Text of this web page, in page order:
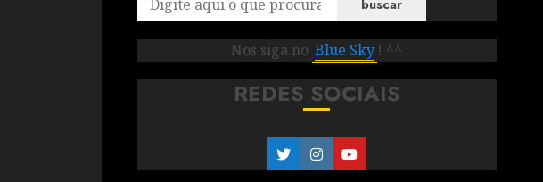
buscar
Nos siga no Blue Sky ! ^^
REDES SOCIAIS